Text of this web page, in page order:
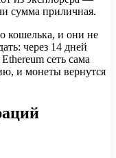
сумма приличная.
кошелька, и они не
через 14 дней
сеть сама
и монеты вернутся